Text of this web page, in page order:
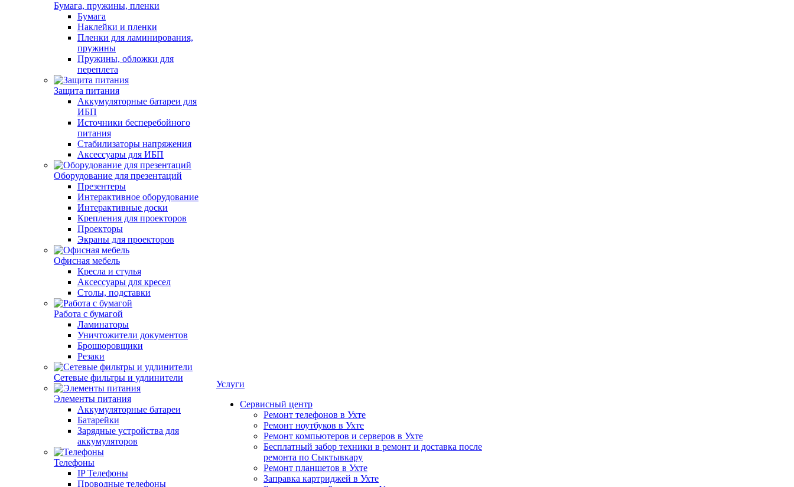
Бумага, пружины, пленки
Бумага
Наклейки и пленки
Пленки для ламинирования,
пружины
Пружины, обложки для
переплета
Защита питания
Аккумуляторные батареи для
ИБП
Источники бесперебойного
питания
Стабилизаторы напряжения
Аксессуары для ИБП
Оборудование для презентаций
Презентеры
Интерактивное оборудование
Интерактивные доски
Крепления для проекторов
Проекторы
Экраны для проекторов
Офисная мебель
Кресла и стулья
Аксессуары для кресел
Столы, подставки
Работа с бумагой
Ламинаторы
Уничтожители документов
Брошюровщики
Резаки
Сетевые фильтры и удлинители
Элементы питания
Аккумуляторные батареи
Батарейки
Зарядные устройства для
аккумуляторов
Телефоны
IP Телефоны
Проводные телефоны
Услуги
Сервисный центр
Ремонт телефонов в Ухте
Ремонт ноутбуков в Ухте
Ремонт компьютеров и серверов в Ухте
Бесплатный забор техники в ремонт и доставка после
ремонта по Сыктывкару
Ремонт планшетов в Ухте
Заправка картриджей в Ухте